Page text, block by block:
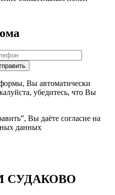
Вы автоматически
убедитесь, что Вы
Вы даёте согласие на
данных
СУДАКОВО